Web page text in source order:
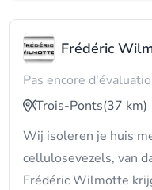
Frédéric
Pas encore
Trois-Ponts(37 km)
Wij isoleren je huis
cellulosevezels, van
Frédéric Wilmotte